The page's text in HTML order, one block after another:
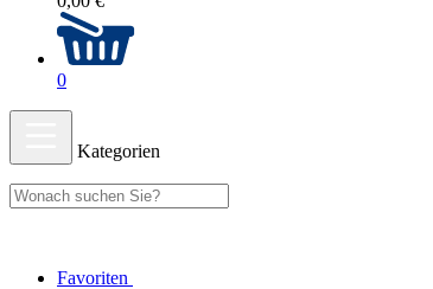
0
Kategorien
Favoriten